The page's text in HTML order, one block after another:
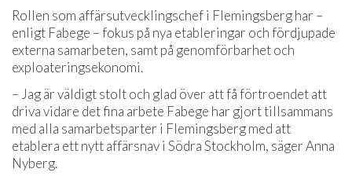
Rollen som affärsutvecklingschef i Flemingsberg har –
enligt Fabege – fokus på nya etableringar och fördjupade
externa samarbeten, samt på genomförbarhet och
exploateringsekonomi.
– Jag är väldigt stolt och glad över att få förtroendet att
driva vidare det fina arbete Fabege har gjort tillsammans
med alla samarbetsparter i Flemingsberg med att
etablera ett nytt affärsnav i Södra Stockholm, säger Anna
Nyberg.